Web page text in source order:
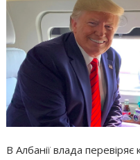
В Албанії влада